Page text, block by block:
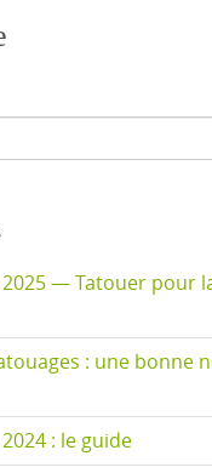
2025 — Tatouer pour
: une bonne
: le guide